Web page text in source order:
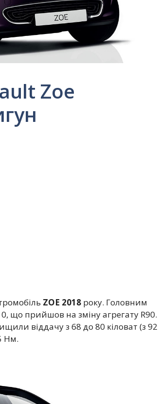
Zoe
ZOE 2018 року. Головним
що прийшов на зміну агрегату R90.
віддачу з 68 до 80 кіловат (з 92
Нм.